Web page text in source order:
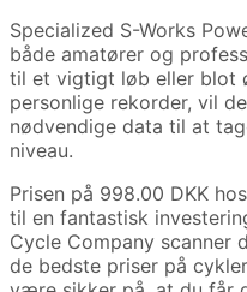
Specialized S-Works
både amatører og
til et vigtigt løb eller blot
personlige rekorder, vil
nødvendige data til at
niveau.
Prisen på 998.00 DKK
til en fantastisk
Cycle Company
de bedste priser på